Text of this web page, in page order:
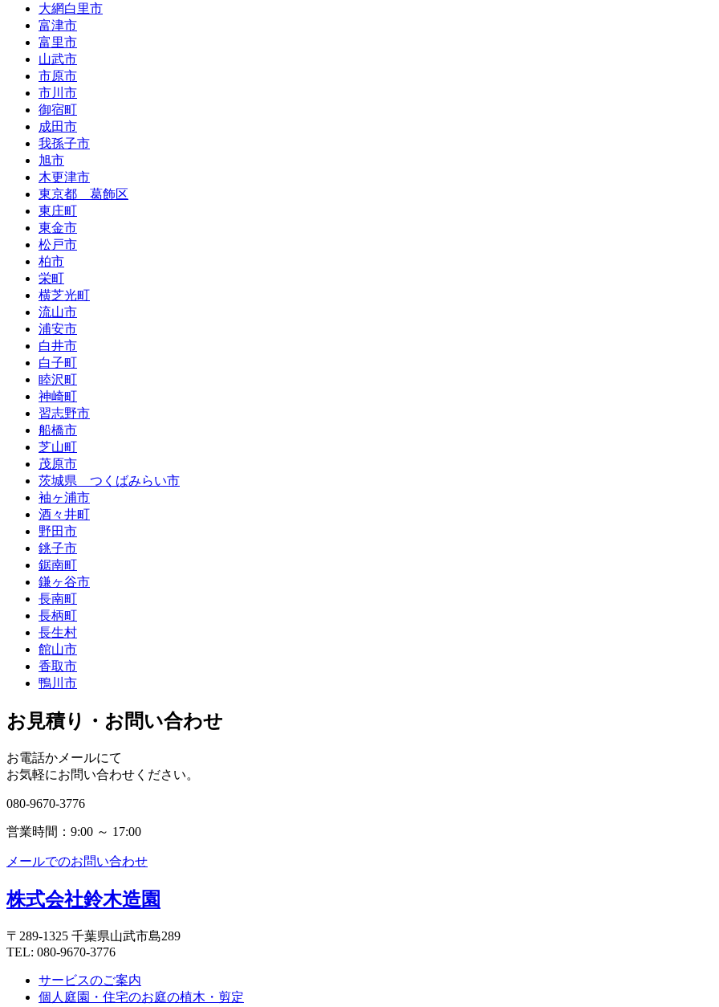
大網白里市
富津市
富里市
山武市
市原市
市川市
御宿町
成田市
我孫子市
旭市
木更津市
東京都 葛飾区
東庄町
東金市
松戸市
柏市
栄町
横芝光町
流山市
浦安市
白井市
白子町
睦沢町
神崎町
習志野市
船橋市
芝山町
茂原市
茨城県 つくばみらい市
袖ヶ浦市
酒々井町
野田市
銚子市
鋸南町
鎌ヶ谷市
長南町
長柄町
長生村
館山市
香取市
鴨川市
お見積り・お問い合わせ
お電話かメールにて
お気軽にお問い合わせください。
080-9670-3776
営業時間：9:00 ～ 17:00
メールでのお問い合わせ
株式会社鈴木造園
〒289-1325 千葉県山武市島289
TEL: 080-9670-3776
サービスのご案内
個人庭園・住宅のお庭の植木・剪定